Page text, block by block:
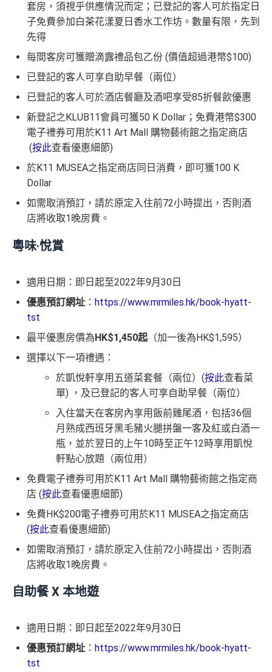
套房，須視乎供應情況而定；已登記的客人可於指定日
子免費參加白茶花漾夏日香水工作坊。數量有限，先到
先得
每間客房可獲贈滴露禮品包乙份 (價值超過港幣$100)
已登記的客人可享自助早餐（兩位）
已登記的客人可於酒店餐廳及酒吧享受85折餐飲優惠
新登記之KLUB11會員可獲50 K Dollar；免費港幣$300
電子禮券可用於K11 Art Mall 購物藝術館之指定商店
(按此查看優惠細節)
於K11 MUSEA之指定商店同日消費，即可獲100 K
Dollar
如需取消預訂，請於原定入住前72小時提出，否則酒
店將收取1晚房費。
粵味‧悅賞
適用日期：即日起至2022年9月30日
優惠預訂網址 ： https://www.mrmiles.hk/book-hyatt-
tst
最平優惠房價為HK$1,450起 （加一後為HK$1,595）
選擇以下一項禮遇：
於凱悅軒享用五道菜套餐（兩位）(按此查看菜
單) ，及已登記的客人可享自助早餐（兩位）
入住當天在客房內享用飯前雞尾酒，包括36個
月熟成西班牙黑毛豬火腿拼盤一客及紅或白酒一
瓶，並於翌日的上午10時至正午12時享用凱悅
軒點心放題（兩位用）
免費電子禮券可用於K11 Art Mall 購物藝術館之指定商
店 (按此查看優惠細節)
免費HK$200電子禮券可用於K11 MUSEA之指定商店
(按此查看優惠細節)
如需取消預訂，請於原定入住前72小時提出，否則酒
店將收取1晚房費。
自助餐 X 本地遊
適用日期：即日起至2022年9月30日
優惠預訂網址 ： https://www.mrmiles.hk/book-hyatt-
tst